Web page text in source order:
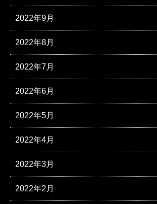
2022年9月
2022年8月
2022年7月
2022年6月
2022年5月
2022年4月
2022年3月
2022年2月